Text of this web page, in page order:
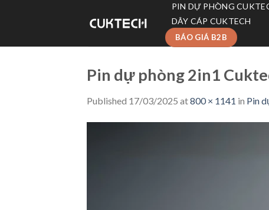
PIN DỰ PHÒNG
DÂY CÁP CUKTECH
BÁO GIÁ B2B
Pin dự phòng 2in1
Published 17/03/2025 at800 × 1141 in Pin